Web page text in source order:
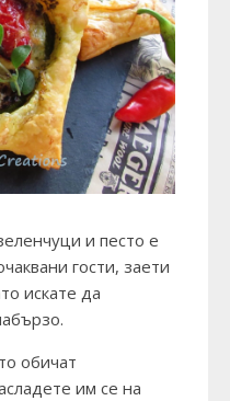
и песто е
гости, заети
искате да
обичат
им се на